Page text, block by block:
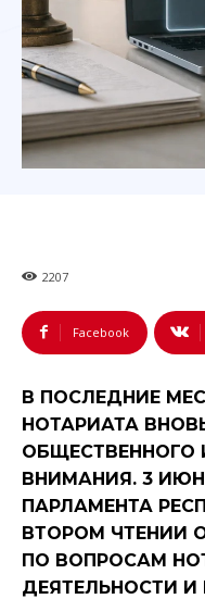
2207
Facebook
В ПОСЛЕДНИЕ
НОТАРИАТА
ОБЩЕСТВЕННОГО
ВНИМАНИЯ. 3
ПАРЛАМЕНТА
ВТОРОМ ЧТЕНИИ
ПО ВОПРОСАМ
ДЕЯТЕЛЬНОСТИ